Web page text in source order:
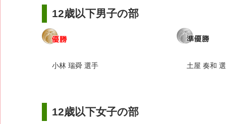
12歳以下男子の部
小林 瑞舜 選手 土屋 奏和
12歳以下女子の部